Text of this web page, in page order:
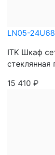
LN05-
ITK Шкаф
стеклянная
15 410 ₽